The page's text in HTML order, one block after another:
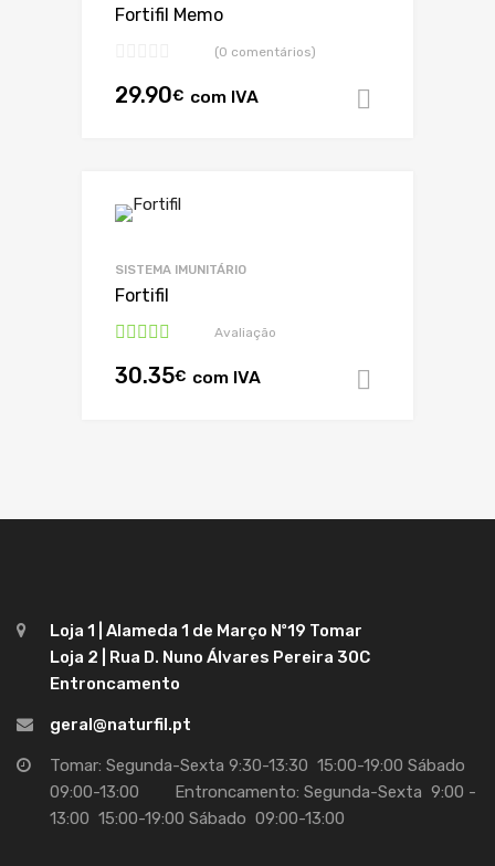
Fortifil Memo
(0 comentários)
29.90€ com IVA
SISTEMA IMUNITÁRIO
Fortifil
5.00de 5
Avaliação
30.35€ com IVA
Loja 1 | Alameda 1 de Março Nº19 Tomar
Loja 2 | Rua D. Nuno Álvares Pereira 30C
Entroncamento
geral@naturfil.pt
Tomar: Segunda-Sexta 9:30-13:30 15:00-19:00 Sábado
09:00-13:00 Entroncamento: Segunda-Sexta 9:00 -
13:00 15:00-19:00 Sábado 09:00-13:00